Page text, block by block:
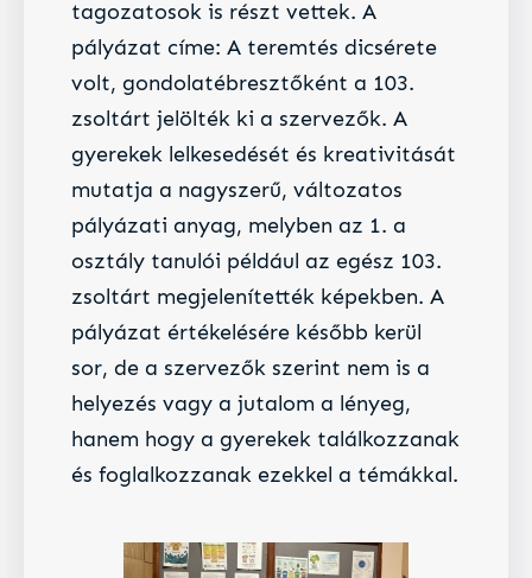
tagozatosok is részt vettek. A
pályázat címe: A teremtés dicsérete
volt, gondolatébresztőként a 103.
zsoltárt jelölték ki a szervezők. A
gyerekek lelkesedését és kreativitását
mutatja a nagyszerű, változatos
pályázati anyag, melyben az 1. a
osztály tanulói például az egész 103.
zsoltárt megjelenítették képekben. A
pályázat értékelésére később kerül
sor, de a szervezők szerint nem is a
helyezés vagy a jutalom a lényeg,
hanem hogy a gyerekek találkozzanak
és foglalkozzanak ezekkel a témákkal.